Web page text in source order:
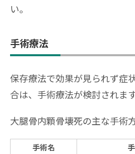
い。
手術療法
保存療法で効果が見られず症
合は、手術療法が検討されます
大腿骨内顆骨壊死の主な手術
手術名